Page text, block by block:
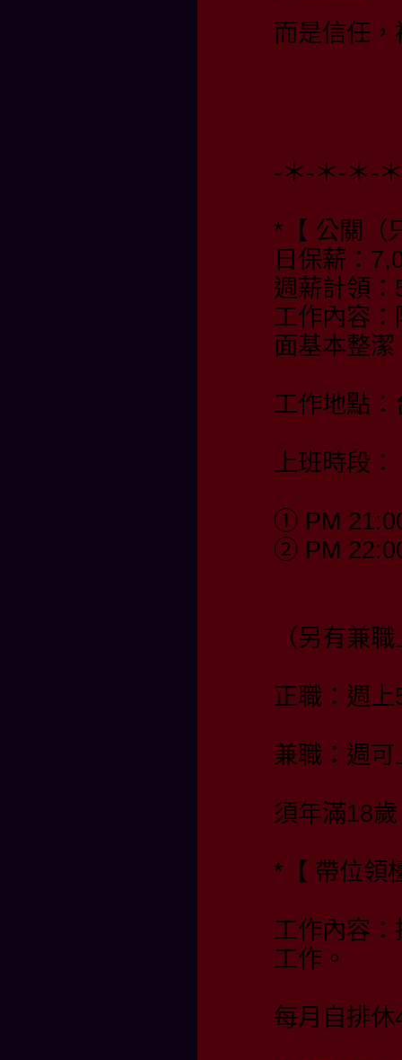
而是信任
-＊-＊-＊-
*【 公關（
日保薪：
週薪計領
工作內容
面基本整潔
工作地點
上班時段：
① PM
② PM
（另有兼
正職：週
兼職：週
須年滿18歲
*【 帶位領
工作內容
工作。
每月自排休